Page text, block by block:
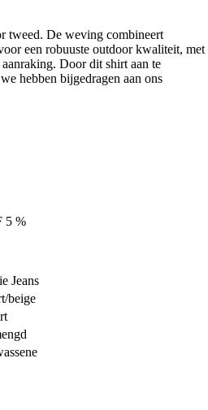
tweed. De weving combineert
een robuuste outdoor kwaliteit, met
Door dit shirt aan te
hebben bijgedragen aan ons
5 %
Jeans
beige